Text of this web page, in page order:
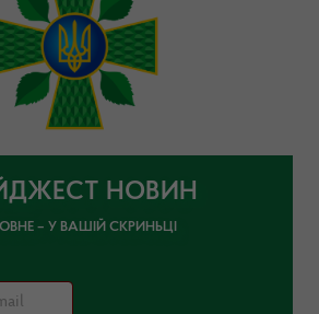
НОВИН
– У ВАШІЙ СКРИНЬЦІ